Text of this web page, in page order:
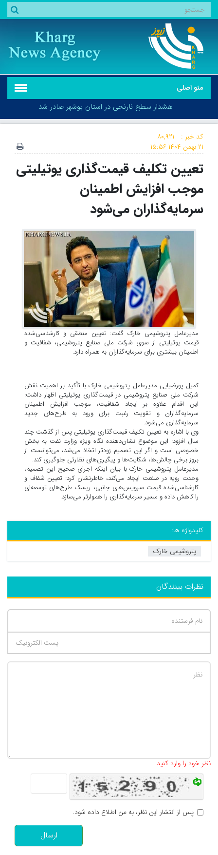
منو اصلی
هشدار سطح نارنجی در استان بوشهر صادر شد
هشدار سطح نارنجی در استان بوشهر صادر شد
کد خبر :
۸۰,۹۲۱
۲۱ بهمن ۱۴۰۴
۱۵:۵۶
تعیین تکلیف قیمت‌گذاری یوتیلیتی
موجب افزایش اطمینان
سرمایه‌گذاران می‌شود
مدیرعامل پتروشیمی خارک گفت: تعیین منطقی و کارشناسی‌شده
قیمت یوتیلیتی از سوی شرکت ملی صنایع پتروشیمی، شفافیت و
اطمینان بیشتری برای سرمایه‌گذاران به همراه دارد.
کمیل پورضیایی مدیرعامل پتروشیمی خارک با تأکید بر اهمیت نقش
شرکت ملی صنایع پتروشیمی در قیمت‌گذاری یوتیلیتی اظهار داشت:
این اقدام علاوه بر ایجاد شفافیت، موجب افزایش اطمینان
سرمایه‌گذاران و تقویت رغبت برای ورود به طرح‌های جدید
سرمایه‌گذاری می‌شود.
وی با اشاره به تعیین تکلیف قیمت‌گذاری یوتیلیتی پس از گذشت چند
سال افزود: این موضوع نشان‌دهنده نگاه ویژه وزارت نفت به بخش
خصوصی است و اگر این تصمیم زودتر اتخاذ می‌شد، می‌توانست از
بروز برخی چالش‌ها، شکایت‌ها و پیگیری‌های نظارتی جلوگیری کند.
مدیرعامل پتروشیمی خارک با بیان اینکه اجرای صحیح این تصمیم،
وحدت رویه در صنعت ایجاد می‌کند، خاطرنشان کرد: تعیین شفاف و
کارشناسی‌شده قیمت سرویس‌های جانبی، ریسک طرح‌های توسعه‌ای
را کاهش داده و مسیر سرمایه‌گذاری را هموارتر می‌سازد.
کلیدواژه ها:
پتروشیمی خارک
نظرات بینندگان
نظر خود را وارد کنید
پس از انتشار این نظر، به من اطلاع داده شود.
ارسال